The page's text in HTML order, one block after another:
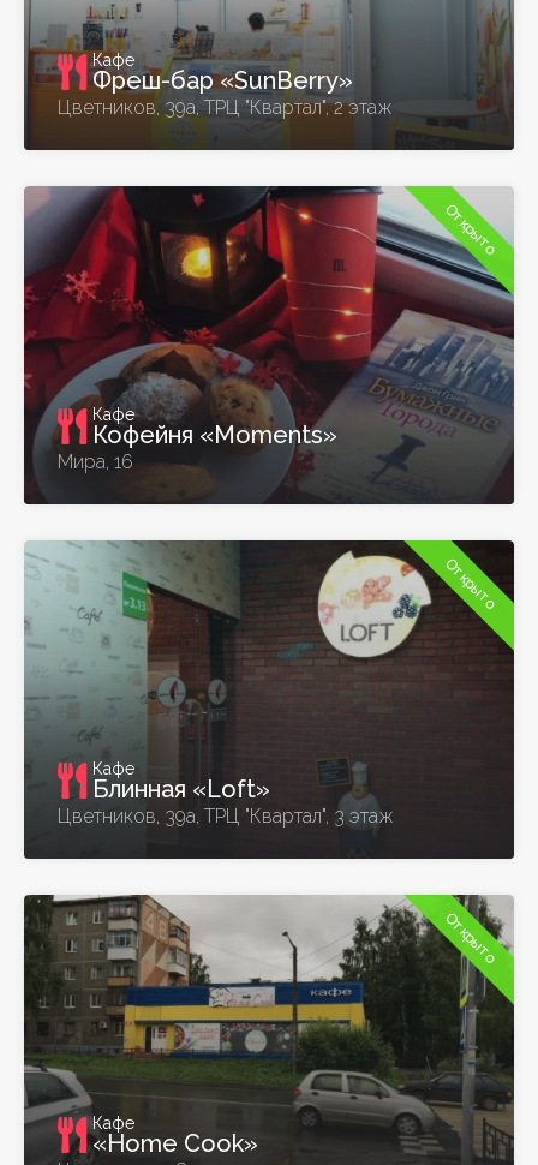
Кафе
Фреш-бар «SunBerry»
Цветников, 39а, ТРЦ "Квартал", 2 этаж
Открыто
Кафе
Кофейня «Moments»
Мира, 16
Открыто
Кафе
Блинная «Loft»
Цветников, 39а, ТРЦ "Квартал", 3 этаж
Открыто
Кафе
«Home Cook»